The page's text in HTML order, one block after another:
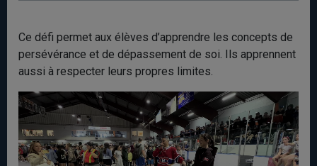
Ce défi permet aux élèves d’apprendre les concepts de
persévérance et de dépassement de soi. Ils apprennent
aussi à respecter leurs propres limites.